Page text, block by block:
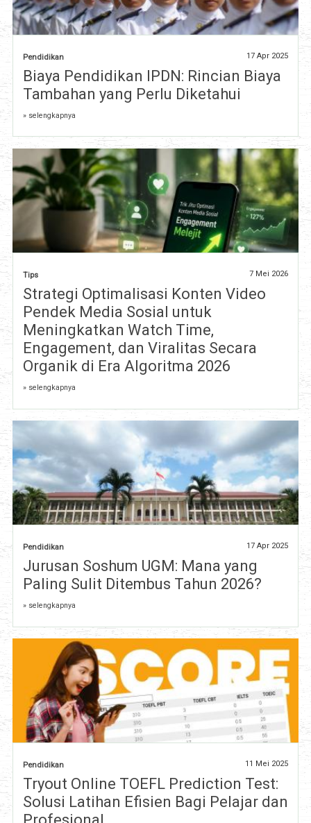
Pendidikan 17 Apr 2025
Biaya Pendidikan IPDN: Rincian Biaya
Tambahan yang Perlu Diketahui
» selengkapnya
Tips 7 Mei 2026
Strategi Optimalisasi Konten Video
Pendek Media Sosial untuk
Meningkatkan Watch Time,
Engagement, dan Viralitas Secara
Organik di Era Algoritma 2026
» selengkapnya
Pendidikan 17 Apr 2025
Jurusan Soshum UGM: Mana yang
Paling Sulit Ditembus Tahun 2026?
» selengkapnya
Pendidikan 11 Mei 2025
Tryout Online TOEFL Prediction Test:
Solusi Latihan Efisien Bagi Pelajar dan